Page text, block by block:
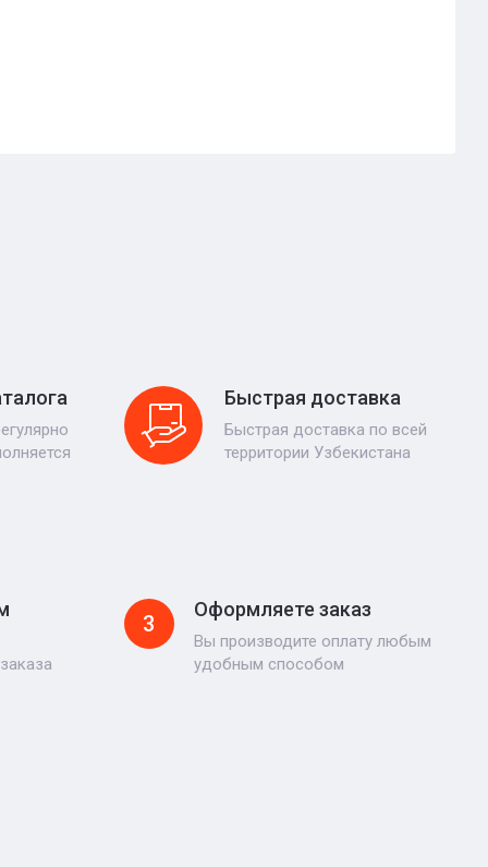
Быстрая доставка
Быстрая доставка по всей
территории Узбекистана
3
Оформляете заказ
Вы производите оплату любым
удобным способом